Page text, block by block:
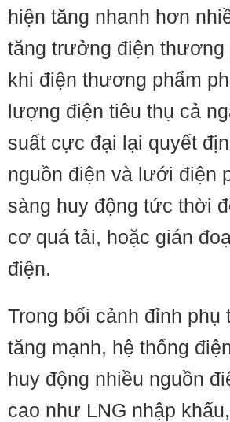
hiện tăng nhanh hơn
tăng trưởng điện thương
khi điện thương phẩm
lượng điện tiêu thụ cả
suất cực đại lại quyết
nguồn điện và lưới điện
sàng huy động tức thời
cơ quá tải, hoặc gián
điện.
Trong bối cảnh đỉnh phụ
tăng mạnh, hệ thống
huy động nhiều nguồn
cao như LNG nhập